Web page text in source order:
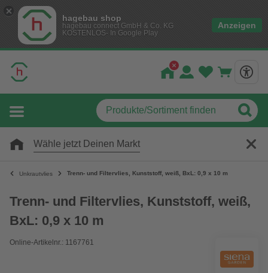
hagebau shop
hagebau connect GmbH & Co. KG
KOSTENLOS- In Google Play
Anzeigen
Wähle jetzt Deinen Markt
Unkrautvlies Trenn- und Filtervlies, Kunststoff, weiß, BxL: 0,9 x 10 m
Trenn- und Filtervlies, Kunststoff, weiß,
BxL: 0,9 x 10 m
Online-Artikelnr.: 1167761